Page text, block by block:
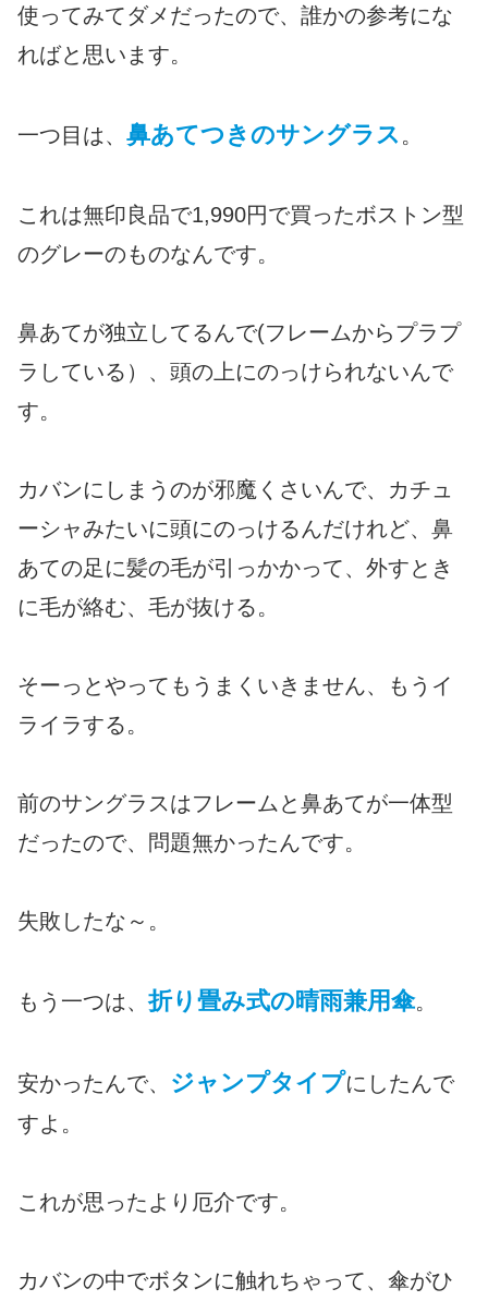
使ってみてダメだったので、誰かの参考にな
ればと思います。
一つ目は、 鼻あてつきのサングラス 。
これは無印良品で1,990円で買ったボストン型
のグレーのものなんです。
鼻あてが独立してるんで(フレームからプラプ
ラしている）、頭の上にのっけられないんで
す。
カバンにしまうのが邪魔くさいんで、カチュ
ーシャみたいに頭にのっけるんだけれど、鼻
あての足に髪の毛が引っかかって、外すとき
に毛が絡む、毛が抜ける。
そーっとやってもうまくいきません、もうイ
ライラする。
前のサングラスはフレームと鼻あてが一体型
だったので、問題無かったんです。
失敗したな～。
もう一つは、折り畳み式の晴雨兼用傘。
安かったんで、 ジャンプタイプにしたんで
すよ。
これが思ったより厄介です。
カバンの中でボタンに触れちゃって、傘がひ